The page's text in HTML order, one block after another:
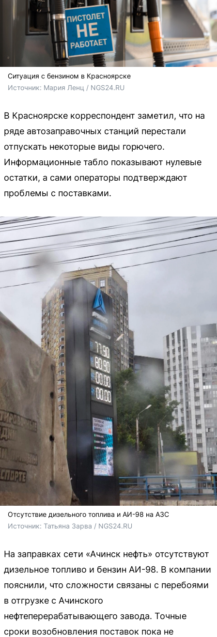
Ситуация с бензином в Красноярске
Источник: Мария Ленц / NGS24.RU
В Красноярске корреспондент заметил, что на
ряде автозаправочных станций перестали
отпускать некоторые виды горючего.
Информационные табло показывают нулевые
остатки, а сами операторы подтверждают
проблемы с поставками.
Отсутствие дизельного топлива и АИ-98 на АЗС
Источник: Татьяна Зарва / NGS24.RU
На заправках сети «Ачинск нефть» отсутствуют
дизельное топливо и бензин АИ-98. В компании
пояснили, что сложности связаны с перебоями
в отгрузке с Ачинского
нефтеперерабатывающего завода. Точные
сроки возобновления поставок пока не